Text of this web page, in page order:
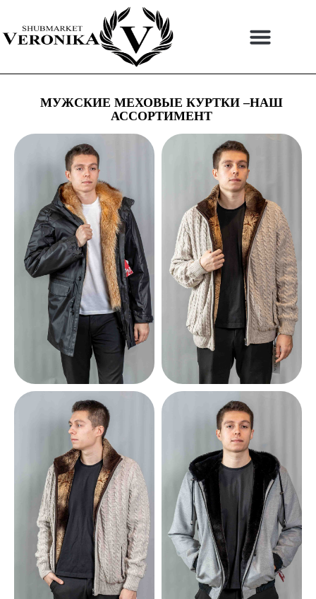
содержимому
МУЖСКИЕ МЕХОВЫЕ КУРТКИ –НАШ
АССОРТИМЕНТ